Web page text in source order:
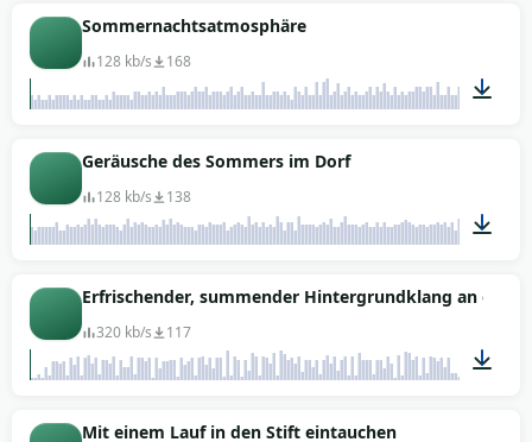
Sommernachtsatmosphäre
128 kb/s 168
Geräusche des Sommers im Dorf
128 kb/s 138
00:37
Erfrischender, summender Hintergrundklang an
320 kb/s 117
Mit einem Lauf in den Stift eintauchen